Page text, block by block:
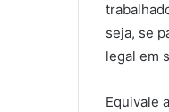
seja, se
legal em
Equivale